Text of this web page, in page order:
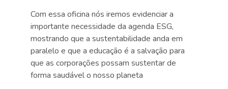
Com essa oficina nós iremos evidenciar a
importante necessidade da agenda ESG,
mostrando que a sustentabilidade anda em
paralelo e que a educação é a salvação para
que as corporações possam sustentar de
forma saudável o nosso planeta